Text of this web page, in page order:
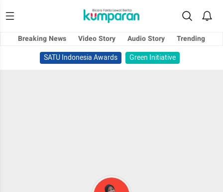
Breaking News Video Story Audio Story
Trending
SATU Indonesia Awards
Green Initiative